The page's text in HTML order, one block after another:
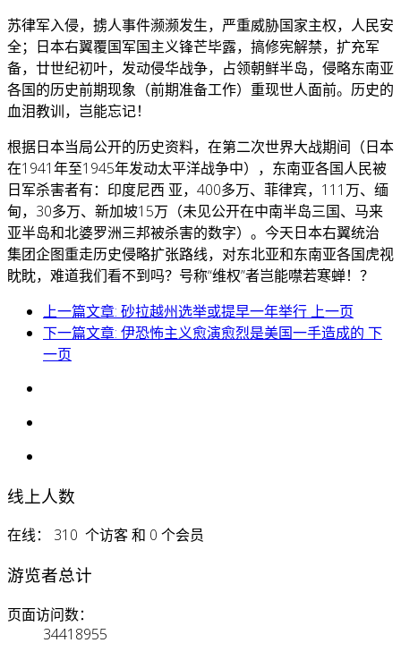
苏律军入侵，掳人事件濒濒发生，严重威胁国家主权，人民安
全；日本右翼覆国军国主义锋芒毕露，搞修宪解禁，扩充军
备，廿世纪初叶，发动侵华战争，占领朝鲜半岛，侵略东南亚
各国的历史前期现象（前期准备工作）重现世人面前。历史的
血泪教训，岂能忘记！
根据日本当局公开的历史资料，在第二次世界大战期间（日本
在1941年至1945年发动太平洋战争中），东南亚各国人民被
日军杀害者有：印度尼西 亚，400多万、菲律宾，111万、缅
甸，30多万、新加坡15万（未见公开在中南半岛三国、马来
亚半岛和北婆罗洲三邦被杀害的数字）。今天日本右翼统治
集团企图重走历史侵略扩张路线，对东北亚和东南亚各国虎视
眈眈，难道我们看不到吗？号称“维权”者岂能噤若寒蝉！？
上一篇文章: 砂拉越州选举或提早一年举行 上一页
下一篇文章: 伊恐怖主义愈演愈烈是美国一手造成的 下
一页
线上人数
在线： 310 个访客 和 0 个会员
游览者总计
页面访问数：
34418955